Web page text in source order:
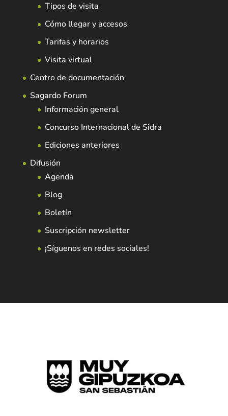
Tipos de visita
Cómo llegar y accesos
Tarifas y horarios
Visita virtual
Centro de documentación
Sagardo Forum
Información general
Concurso Internacional de Sidra
Ediciones anteriores
Difusión
Agenda
Blog
Boletín
Suscripción newsletter
¡Síguenos en redes sociales!